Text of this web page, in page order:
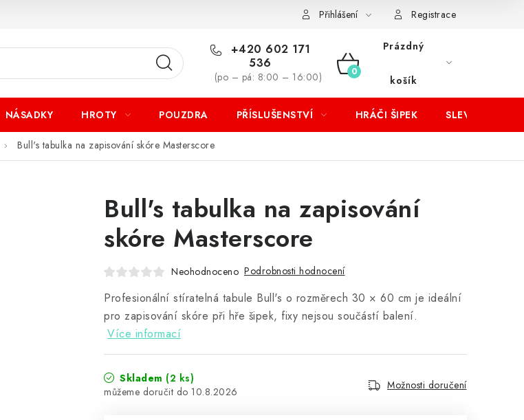
Přihlášení Registrace
+420 602 171
536
(po – pá: 8:00 – 16:00)
NÁKUPNÍ
KOŠÍK
Prázdný
košík
NÁSADKY HROTY POUZDRA PŘÍSLUŠENSTVÍ HRÁČI ŠIPEK SLEVY
Bull's tabulka na zapisování skóre Masterscore
Bull's tabulka na zapisování
skóre Masterscore
Neohodnoceno Podrobnosti hodnocení
Profesionální stíratelná tabule Bull's o rozměrech 30 × 60 cm je ideální
pro zapisování skóre při hře šipek, fixy nejsou součástí balení.
Více informací
Skladem (2 ks)
10.8.2026
Možnosti doručení